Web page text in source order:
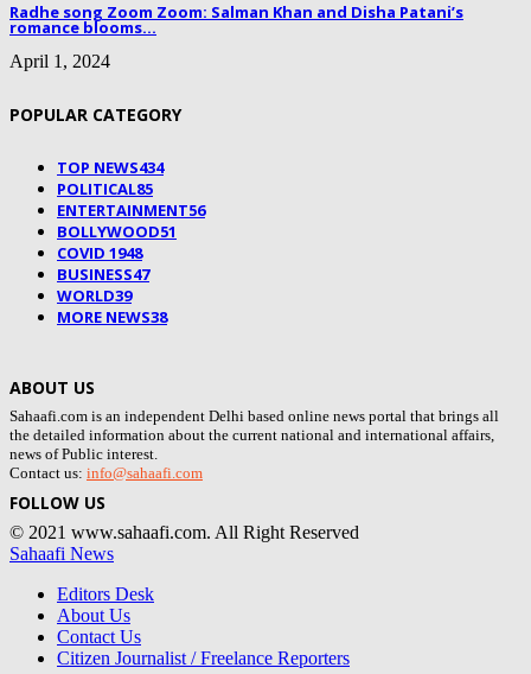
Radhe song Zoom Zoom: Salman Khan and Disha Patani’s
romance blooms...
April 1, 2024
POPULAR CATEGORY
TOP NEWS434
POLITICAL85
ENTERTAINMENT56
BOLLYWOOD51
COVID 1948
BUSINESS47
WORLD39
MORE NEWS38
ABOUT US
Sahaafi.com is an independent Delhi based online news portal that brings all
the detailed information about the current national and international affairs,
news of Public interest.
Contact us: info@sahaafi.com
FOLLOW US
© 2021 www.sahaafi.com. All Right Reserved
Sahaafi News
Editors Desk
About Us
Contact Us
Citizen Journalist / Freelance Reporters